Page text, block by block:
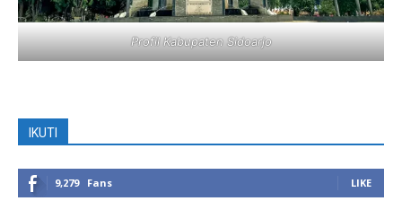
Profil Kabupaten Sidoarjo
IKUTI
9,279 Fans LIKE